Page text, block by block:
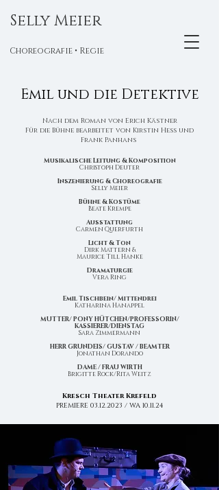
Selly Meier
Choreografie • Regie
Emil und die Detektive
Nach dem Roman von Erich Kästner
Für die Bühne bearbeitet von Kirstin Hess und
Frank Panhans
Musikalische Leitung & Komposition
Christoph Deuter
Inszenierung & Choreografie
Selly Meier
Bühne & Kostüme
Beate Krempe
Ausstattung
Carmen Querfurth
Licht & Ton
Dirk Mattern &
Maurice Till Hanke
Dramaturgie
Vera Ring
Emil Tischbein/ Mittendrei
Katharina Hanappel
MUTTER/ PONY HÜTCHEN/PROFESSORIN/
KASSIERER/DIENSTAG
Sara Zimmermann
HERR GRUNDEIS/ GUSTAV / BEAMTER
Jonathan Dorando
DAME / FRAU WIRTH
Brigitte Rock/Rita Weitz
Kresch Theater Krefeld
PREMIERE 03.12.2023 / WA 10.11.24